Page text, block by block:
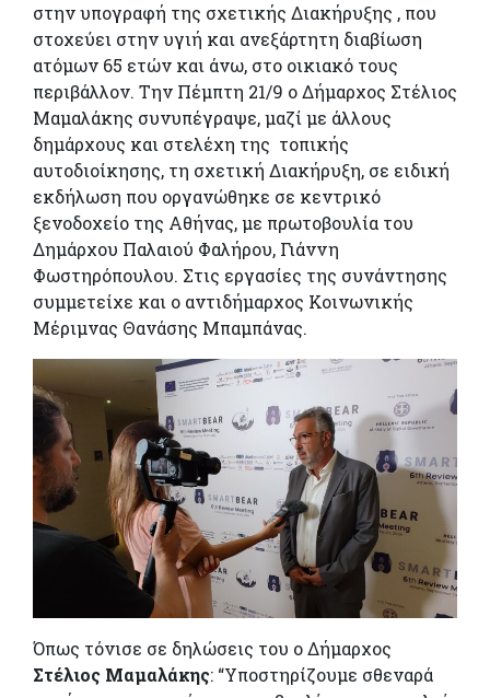
στην υπογραφή της σχετικής Διακήρυξης , που
στοχεύει στην υγιή και ανεξάρτητη διαβίωση
ατόμων 65 ετών και άνω, στο οικιακό τους
περιβάλλον. Την Πέμπτη 21/9 ο Δήμαρχος Στέλιος
Μαμαλάκης συνυπέγραψε, μαζί με άλλους
δημάρχους και στελέχη της τοπικής
αυτοδιοίκησης, τη σχετική Διακήρυξη, σε ειδική
εκδήλωση που οργανώθηκε σε κεντρικό
ξενοδοχείο της Αθήνας, με πρωτοβουλία του
Δημάρχου Παλαιού Φαλήρου, Γιάννη
Φωστηρόπουλου. Στις εργασίες της συνάντησης
συμμετείχε και ο αντιδήμαρχος Κοινωνικής
Μέριμνας Θανάσης Μπαμπάνας.
Όπως τόνισε σε δηλώσεις του ο Δήμαρχος
Στέλιος Μαμαλάκης: “Υποστηρίζουμε σθεναρά